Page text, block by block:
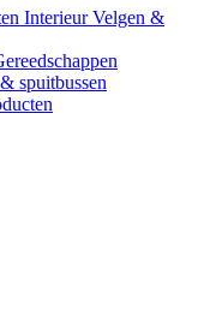
InterieurVelgen &
spuitbussen